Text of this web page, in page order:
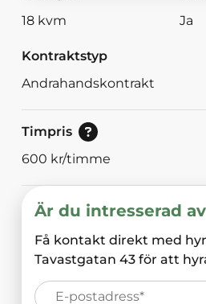
18kvm Ja
Kontraktstyp
Andrahandskontrakt
Timpris
Pris för enstaka timmar.
600 kr/timme
Är du intresserad
Få kontakt direkt med
Tavastgatan 43 för att
E-
post*